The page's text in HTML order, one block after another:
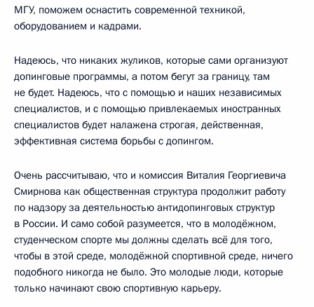
МГУ, поможем оснастить современной техникой,
оборудованием и кадрами.
Надеюсь, что никаких жуликов, которые сами организуют
допинговые программы, а потом бегут за границу, там
не будет. Надеюсь, что с помощью и наших независимых
специалистов, и с помощью привлекаемых иностранных
специалистов будет налажена строгая, действенная,
эффективная система борьбы с допингом.
Очень рассчитываю, что и комиссия Виталия Георгиевича
Смирнова как общественная структура продолжит работу
по надзору за деятельностью антидопинговых структур
в России. И само собой разумеется, что в молодёжном,
студенческом спорте мы должны сделать всё для того,
чтобы в этой среде, молодёжной спортивной среде, ничего
подобного никогда не было. Это молодые люди, которые
только начинают свою спортивную карьеру.